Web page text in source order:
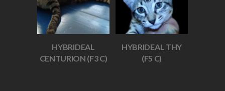
HYBRIDEAL
CENTURION (F3 C)
HYBRIDEAL THY
(F5 C)